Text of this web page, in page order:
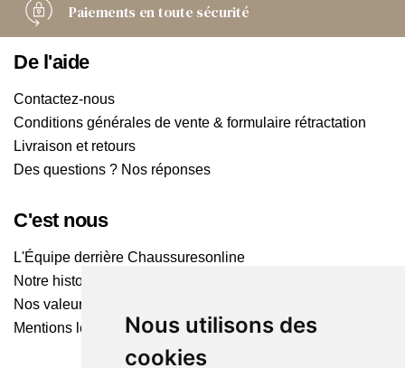
Nous utilisons des
cookies
Paiements en toute sécurité
De l'aide
Contactez-nous
Conditions générales de vente & formulaire rétractation
Livraison et retours
Des questions ? Nos réponses
C'est nous
L'Équipe derrière Chaussuresonline
Notre histoire
Nos valeurs
Mentions légales